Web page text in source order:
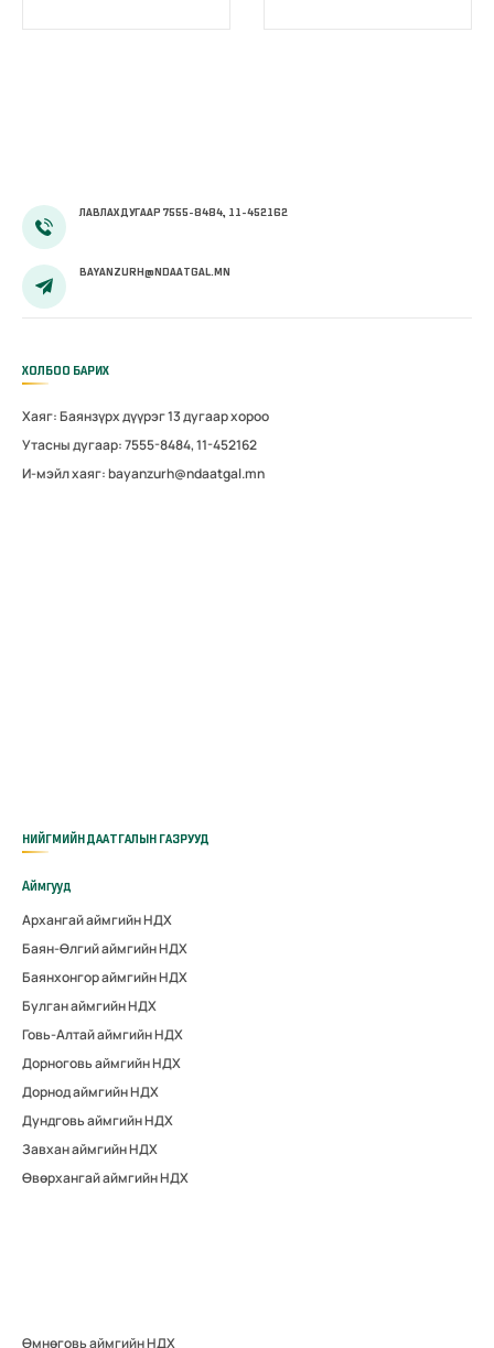
ЛАВЛАХ ДУГААР 7555-8484, 11-452162
BAYANZURH@NDAATGAL.MN
ХОЛБОО БАРИХ
Хаяг: Баянзүрх дүүрэг 13 дугаар хороо
Утасны дугаар: 7555-8484, 11-452162
И-мэйл хаяг: bayanzurh@ndaatgal.mn
НИЙГМИЙН ДААТГАЛЫН ГАЗРУУД
Аймгууд
Архангай аймгийн НДХ
Баян-Өлгий аймгийн НДХ
Баянхонгор аймгийн НДХ
Булган аймгийн НДХ
Говь-Алтай аймгийн НДХ
Дорноговь аймгийн НДХ
Дорнод аймгийн НДХ
Дундговь аймгийн НДХ
Завхан аймгийн НДХ
Өвөрхангай аймгийн НДХ
Өмнөговь аймгийн НДХ